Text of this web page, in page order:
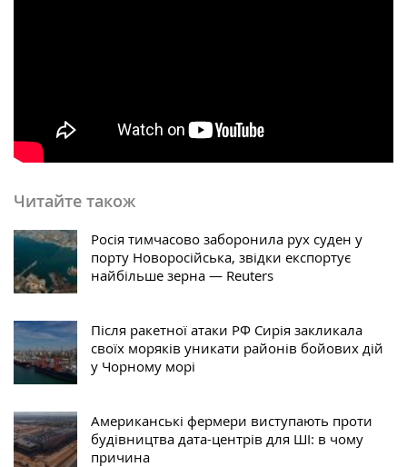
Читайте також
Росія тимчасово заборонила рух суден у
порту Новоросійська, звідки експортує
найбільше зерна — Reuters
Після ракетної атаки РФ Сирія закликала
своїх моряків уникати районів бойових дій
у Чорному морі
Американські фермери виступають проти
будівництва дата-центрів для ШІ: в чому
причина